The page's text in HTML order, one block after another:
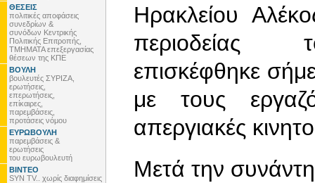
ΘΕΣΕΙΣ
πολιτικές αποφάσεις
συνεδρίων &
συνόδων Κεντρικής
Πολιτικής Επιτροπής,
ΤΜΗΜΑΤΑ επεξεργασίας
θέσεων της ΚΠΕ
ΒΟΥΛΗ
βουλευτές ΣΥΡΙΖΑ,
ερωτήσεις,
επερωτήσεις,
επίκαιρες,
παρεμβάσεις,
προτάσεις νόμου
ΕΥΡΩΒΟΥΛΗ
παρεμβάσεις &
ερωτήσεις
του ευρωβουλευτή
ΒΙΝΤΕΟ
SYN TV.. χωρίς διαφημίσεις
Ηρακλείου
περιοδείας
επισκέφθηκε
με τους
απεργιακές
Μετά την